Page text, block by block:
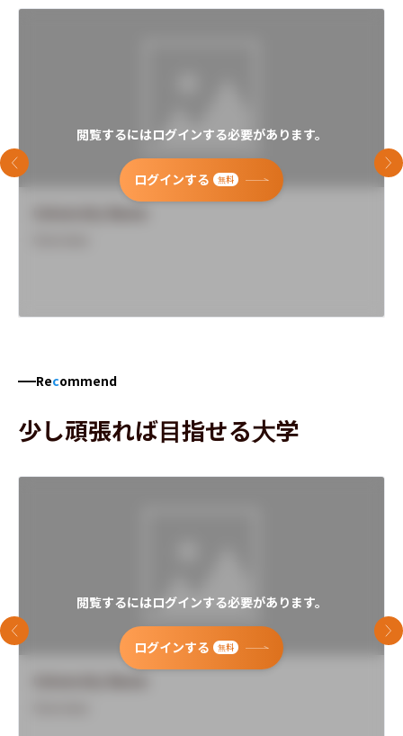
閲覧するにはログインする必要があります。
ログインする 無料
前のスライド 次
Recommend
少し頑張れば目指せる大学
閲覧するにはログインする必要があります。
ログインする 無料
前のスライド 次